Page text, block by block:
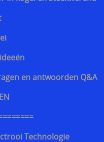
Oekraiënse taal
Shop
NIJ-3A MT-PRO
vest
vest bewakingsagenten
en antwoorden Q&A
Technologie